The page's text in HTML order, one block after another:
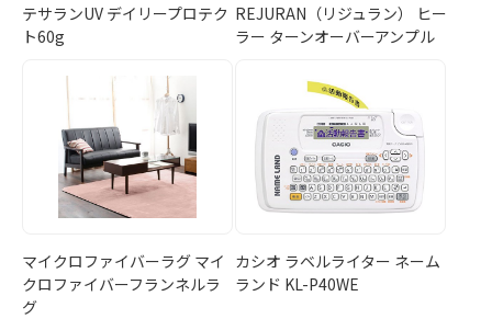
テサランUV デイリープロテク
ト60g
REJURAN（リジュラン） ヒー
ラー ターンオーバーアンプル
マイクロファイバーラグ マイ
クロファイバーフランネルラ
グ
カシオ ラベルライター ネーム
ランド KL-P40WE